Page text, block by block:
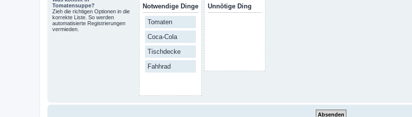
Tomatensuppe?
Zieh die richtigen Optionen in die
korrekte Liste. So werden
automatisierte Registrierungen
vermieden.
Notwendige Dinge
Tomaten
Coca-Cola
Tischdecke
Fahhrad
Unnötige Ding